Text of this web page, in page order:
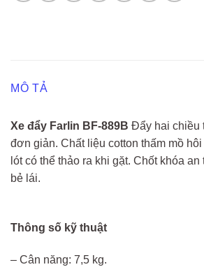
MÔ TẢ
Xe đẩy Farlin BF-889B Đẩy hai chiều
đơn giản. Chất liệu cotton thấm mồ
lót có thể thảo ra khi gặt. Chốt khóa
bẻ lái.
Thông số kỹ thuật
– Cân năng: 7,5 kg.